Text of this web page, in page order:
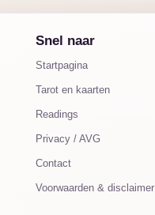
Snel naar
Startpagina
Tarot en kaarten
Readings
Privacy / AVG
Contact
Voorwaarden & disclaimer